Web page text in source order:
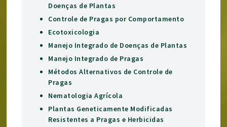
Doenças de Plantas
Controle de Pragas por Comportamento
Ecotoxicologia
Manejo Integrado de Doenças de Plantas
Manejo Integrado de Pragas
Métodos Alternativos de Controle de
Pragas
Nematologia Agrícola
Plantas Geneticamente Modificadas
Resistentes a Pragas e Herbicidas